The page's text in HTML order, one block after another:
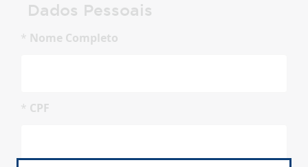
Dados Pessoais
* Nome Completo
* CPF